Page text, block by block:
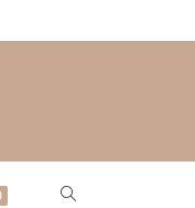
Website-